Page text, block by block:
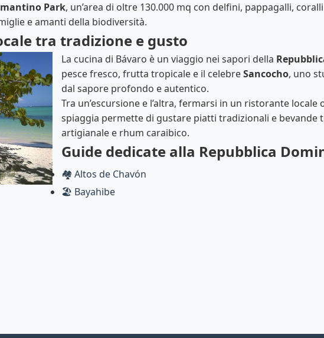
Park, un’area di oltre 130.000 mq con delfini, pappagalli,
e amanti della biodiversità.
tra tradizione e gusto
La cucina di Bávaro è un viaggio nei sapori della
pesce fresco, frutta tropicale e il celebreSancocho, uno
dal sapore profondo e autentico.
Tra un’escursione e l’altra, fermarsi in un ristorante
spiaggia permette di gustare piatti tradizionali e bevande
artigianale e rhum caraibico.
Guide dedicate alla Repubblica
🏘️ Altos de Chavón
🏖️ Bayahibe